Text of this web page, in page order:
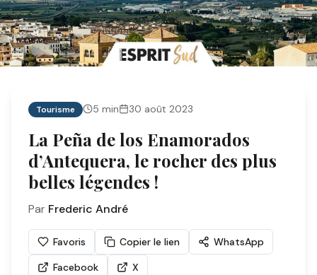
Tourisme 5 min 30 août 2023
La Peña de los Enamorados
d’Antequera, le rocher des plus
belles légendes !
Par Frederic André
Favoris Copier le lien
WhatsApp
Facebook
X